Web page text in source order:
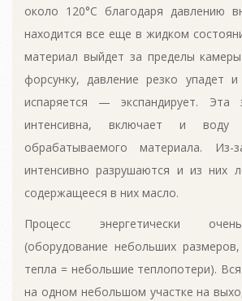
около 120°С благодаря давлению
находится все еще в жидком
материал выйдет за пределы
форсунку, давление резко упадет
испаряется — экспандирует. Эта
интенсивна, включает и воду
обрабатываемого материала. Из-
интенсивно разрушаются и из них
содержащееся в них масло.
Процесс энергетически
(оборудование небольших
тепла = небольшие теплопотери).
на одном небольшом участке на